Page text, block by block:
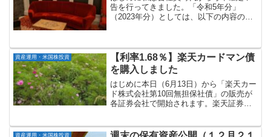
告を行ってきました。「令和5年分」
（2023年分）としては、以下の内容の確
係る寄附金控除③退...
資産運用・米国株投資
【利率1.68％】楽天カードマン債
を購入しました
はじめに本日（6月13日）から「楽天カー
ド株式会社第10回無担保社債」の販売が
各証券会社で開始されます。楽天証券で
天証券、みずほ証券、大和証券、SMBC
資産運用・米国株投資